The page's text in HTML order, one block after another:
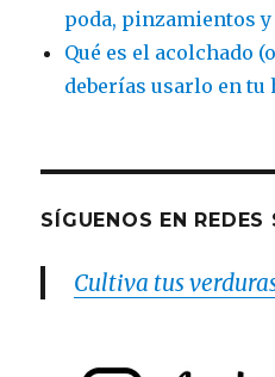
poda, pinzamientos
Qué es el acolchado
deberías usarlo en tu
SÍGUENOS EN REDES
Cultiva tus